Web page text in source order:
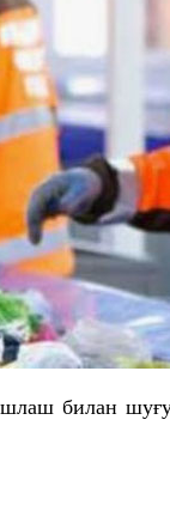
билан